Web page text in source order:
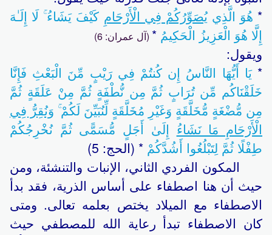
* هُوَ الَّذِييُصَوِّرُكُمْ فِي الْأَرْحَامِ كَيْفَ يَشَاءُ ۚ لَا إِلَـٰهَ
إِلَّا هُوَ الْعَزِيزُ الْحَكِيمُ * (آل عمران: 6)
ويقول:
* يَا أَيُّهَا النَّاسُ إِن كُنتُمْ فِي رَيْبٍ مِّنَ الْبَعْثِ فَإِنَّا
خَلَقْنَاكُم مِّن تُرَابٍ ثُمَّ مِن نُّطْفَةٍ ثُمَّ مِنْ عَلَقَةٍ ثُمَّ
مِن مُّضْغَةٍ مُّخَلَّقَةٍ وَغَيْرِ مُخَلَّقَةٍ لِّنُبَيِّنَ لَكُمْ ۚ وَنُقِرُّ فِي
الْأَرْحَامِ مَا نَشَاءُ إِلَىٰ أَجَلٍ مُّسَمًّى ثُمَّ نُخْرِجُكُمْ
طِفْلًا ثُمَّ لِتَبْلُغُوا أَشُدَّكُمْ * (الحج: 5)
المكون الفردي الثاني، الإنبات والتنشئة، ومن
حيث أن هنا اصطفاء على أساس الذرية، فقد بدأ
الاصطفاء مع الميلاد يختص بعلمه تعالى. ومتى
كان الاصطفاء تبدأ رعاية الله للمصطفي حيث